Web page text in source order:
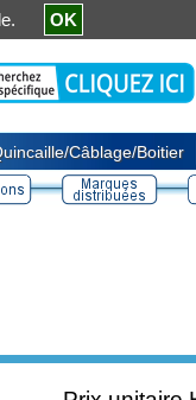
Câblage/Boitier
OK